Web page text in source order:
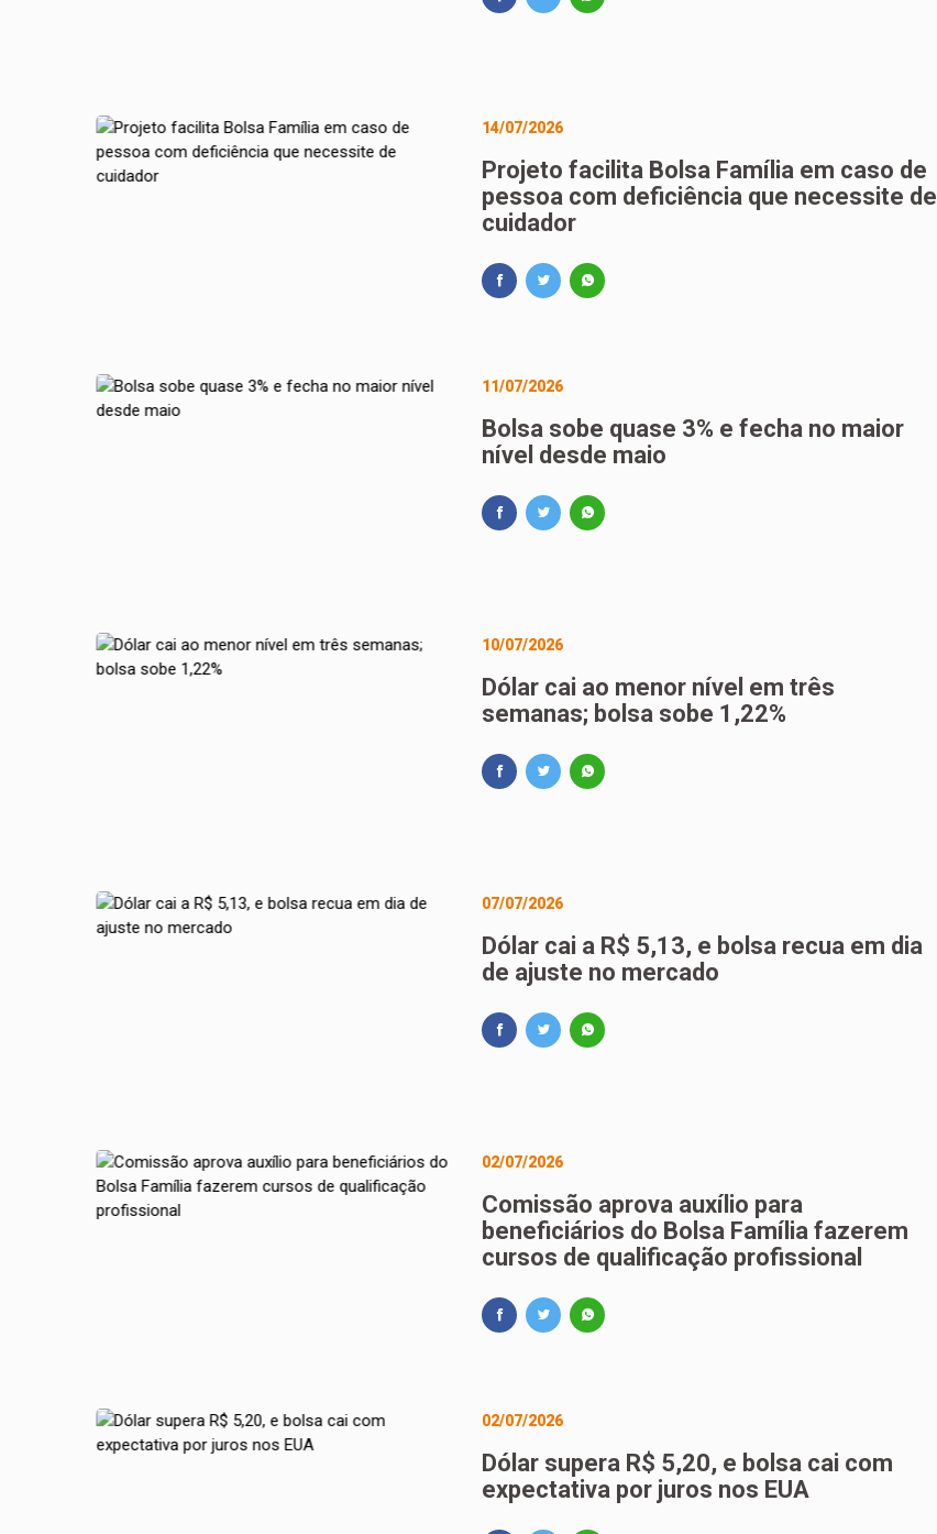
14/07/2026
Projeto facilita Bolsa Família em caso de
pessoa com deficiência que necessite de
cuidador
11/07/2026
Bolsa sobe quase 3% e fecha no maior
nível desde maio
10/07/2026
Dólar cai ao menor nível em três
semanas; bolsa sobe 1,22%
07/07/2026
Dólar cai a R$ 5,13, e bolsa recua em dia
de ajuste no mercado
02/07/2026
Comissão aprova auxílio para
beneficiários do Bolsa Família fazerem
cursos de qualificação profissional
02/07/2026
Dólar supera R$ 5,20, e bolsa cai com
expectativa por juros nos EUA